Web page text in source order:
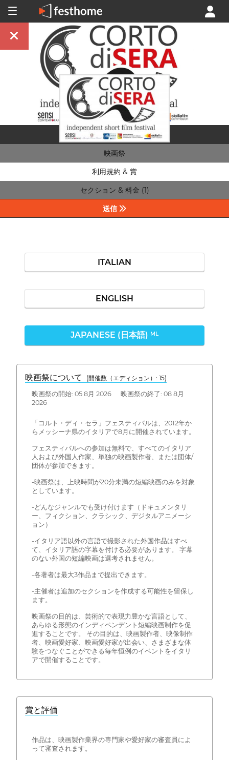
映画祭
利用規約 & 賞
セクション & 料金 (1)
送信
ITALIAN
ENGLISH
JAPANESE (日本語) ML
映画祭について (開催数（エディション）: 15)
映画祭の開始: 05 8月 2026 映画祭の終了: 08 8月
2026
「コルト・ディ・セラ」フェスティバルは、2012年か
らメッシーナ県のイタリアで8月に開催されています。
フェスティバルへの参加は無料で、すべてのイタリア
人および外国人作家、単独の映画製作者、または団体/
団体が参加できます。
-映画祭は、上映時間が20分未満の短編映画のみを対象
としています。
-どんなジャンルでも受け付けます（ドキュメンタリ
ー、フィクション、クラシック、デジタルアニメーシ
ョン）
-イタリア語以外の言語で撮影された外国作品はすべ
て、イタリア語の字幕を付ける必要があります。 字幕
のない外国の短編映画は選考されません。
-各著者は最大3作品まで提出できます。
-主催者は追加のセクションを作成する可能性を留保し
ます。
映画祭の目的は、芸術的で表現力豊かな言語として、
あらゆる形態のインディペンデント短編映画制作を促
進することです。 その目的は、映画製作者、映像制作
者、映画愛好家、映画愛好家が出会い、さまざまな体
験をつなぐことができる毎年恒例のイベントをイタリ
アで開催することです。
賞と評価
作品は、映画製作業界の専門家や愛好家の審査員によ
って審査されます。